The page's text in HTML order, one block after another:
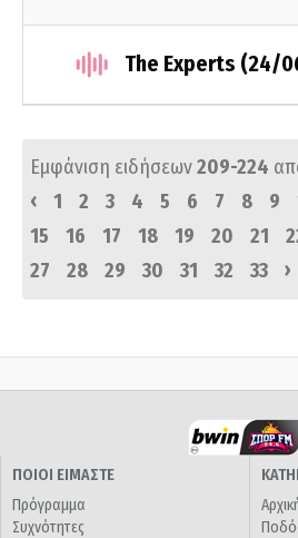
The Experts (24/
Εμφάνιση ειδήσεων209-224
‹
1 2 3 4 5 6 7 8 9
15
16 17 18 19 20 21
27
28 29 30 31 32 33 ›
ΠΟΙΟΙ ΕΙΜΑΣΤΕ
Πρόγραμμα
Συχνότητες